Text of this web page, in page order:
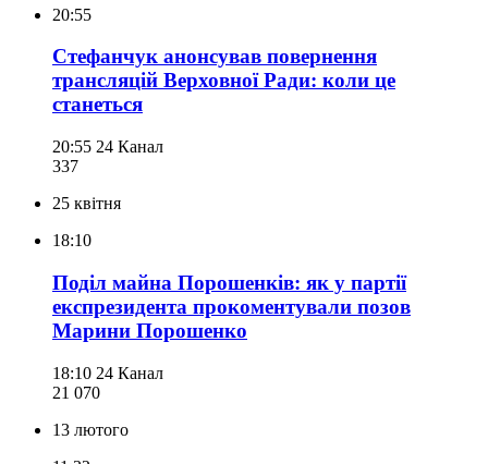
20:55
Стефанчук анонсував повернення
трансляцій Верховної Ради: коли це
станеться
20:55 24 Канал
337
25 квітня
18:10
Поділ майна Порошенків: як у партії
експрезидента прокоментували позов
Марини Порошенко
18:10 24 Канал
21 070
13 лютого